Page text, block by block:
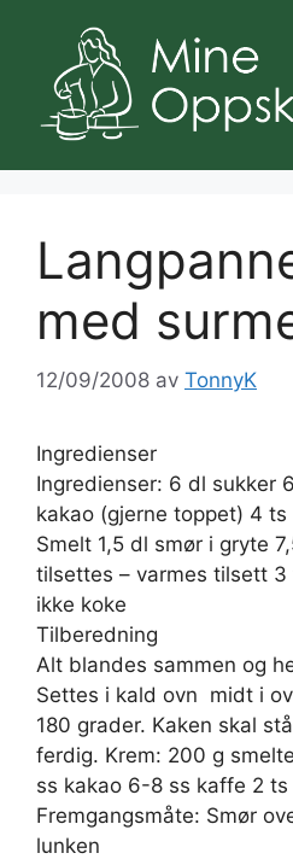
innhold
med
12/09/2008 av TonnyK
Ingredienser
Ingredienser: 6 dl sukker
kakao (gjerne toppet) 4
Smelt 1,5 dl smør i gryte
tilsettes – varmes tilsett 3
ikke koke
Tilberedning
Alt blandes sammen og
Settes i kald ovn  midt i
180 grader. Kaken skal
ferdig. Krem: 200 g
ss kakao 6-8 ss kaffe 2
Fremgangsmåte: Smør
lunken